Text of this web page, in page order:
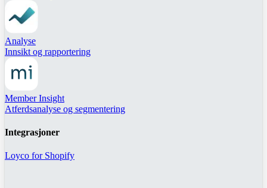
Analyse
Innsikt og rapportering
Member Insight
Atferdsanalyse og segmentering
Integrasjoner
Loyco for Shopify